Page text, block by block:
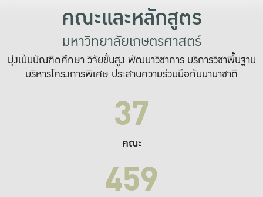
คณะและหลักสูตร
มหาวิทยาลัยเกษตรศาสตร์
มุ่งเน้นบัณฑิตศึกษา วิจัยขั้นสูง พัฒนาวิชาการ บริการวิชาพื้นฐาน
บริหารโครงการพิเศษ ประสานความร่วมมือกับนานาชาติ
37
คณะ
459